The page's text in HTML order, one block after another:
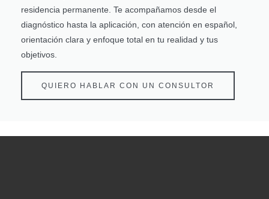
residencia permanente. Te acompañamos desde el
diagnóstico hasta la aplicación, con atención en español,
orientación clara y enfoque total en tu realidad y tus
objetivos.
QUIERO HABLAR CON UN CONSULTOR